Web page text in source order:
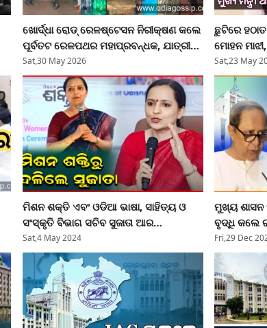
ଖୋର୍ଦ୍ଧା ରୋଡ୍ ରେଳଷ୍ଟେସନ ନିରୀକ୍ଷଣ କଲେ
ପୂର୍ବତଟ ରେଳପଥର ମହାପ୍ରବନ୍ଧକ, ଯାତ୍ରୀ
ସୁବିଧା ଏବଂ ସୁରକ୍ଷା ବ୍ୟବସ୍ଥାକୁ ଦେଲେ
ଗୁରୁତ୍ତ୍ୱ
Sat,30 May 2026
ଛୁଟିରେ
ମୋହନ
ସମୀକ୍ଷା
Sat,23 May
ମିଶନ ଶକ୍ତି ଏବଂ ଓଡିଆ ଭାଷା, ସାହିତ୍ୟ ଓ
ସଂସ୍କୃତି ବିଭାଗ ସଚିବ ସୁଜାତା ଆର
କାର୍ତ୍ତିକେୟନଙ୍କୁ ବଦଳି
Sat,4 May 2024
ମୁଖ୍ୟ ଶାସନ
ବୃଦ୍ଧି କଲେ
Fri,29 Dec